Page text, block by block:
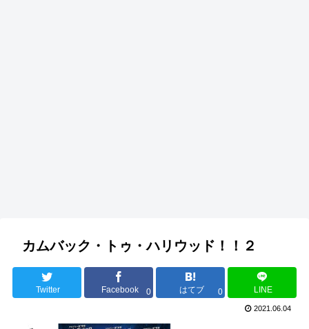
カムバック・トゥ・ハリウッド！！２
Twitter Facebook 0 はてブ 0 LINE
2021.06.04